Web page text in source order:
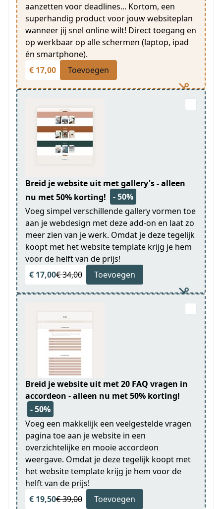
aanzetten voor deadlines... Kortom, een
superhandig product voor jouw websiteplan
wanneer jij snel online wilt! Direct toegang en
op werkbaar op alle schermen (laptop, ipad
én smartphone).
€ 17,00
Toevoegen
Breid je website uit met gallery's - alleen
nu met 50% korting!
- 50%
Voeg simpel verschillende gallery vormen toe
aan je webdesign met deze add-on en laat zo
meer zien van je werk. Omdat je deze tegelijk
koopt met het website template krijg je hem
voor de helft van de prijs!
€ 17,00€ 34,00 Toevoegen
Breid je website uit met 20 FAQ vragen in
accordeon - alleen nu met 50% korting!
- 50%
Voeg een makkelijk een veelgestelde vragen
pagina toe aan je website in een
overzichtelijke en mooie accordeon
weergave. Omdat je deze tegelijk koopt met
het website template krijg je hem voor de
helft van de prijs!
€ 19,50€ 39,00 Toevoegen